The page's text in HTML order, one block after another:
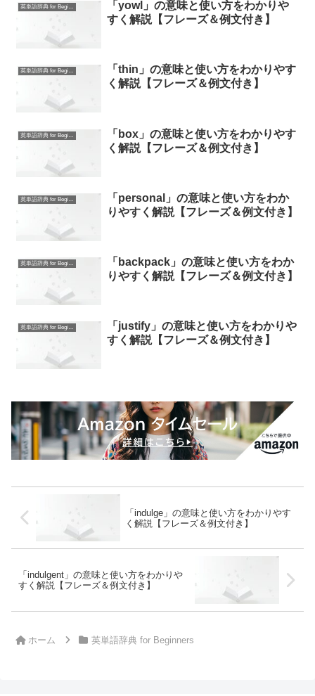
英単語辞典 for Beginners
「yowl」の意味と使い方をわかりや
すく解説【フレーズ＆例文付き】
英単語辞典 for Beginners
「thin」の意味と使い方をわかりやす
く解説【フレーズ＆例文付き】
英単語辞典 for Beginners
「box」の意味と使い方をわかりやす
く解説【フレーズ＆例文付き】
英単語辞典 for Beginners
「personal」の意味と使い方をわか
りやすく解説【フレーズ＆例文付き】
英単語辞典 for Beginners
「backpack」の意味と使い方をわか
りやすく解説【フレーズ＆例文付き】
英単語辞典 for Beginners
「justify」の意味と使い方をわかりや
すく解説【フレーズ＆例文付き】
「indulge」の意味と使い方をわかりやす
く解説【フレーズ＆例文付き】
「indulgent」の意味と使い方をわかりや
すく解説【フレーズ＆例文付き】
ホーム 英単語辞典 for Beginners